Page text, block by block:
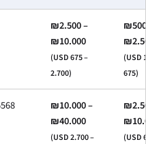
₪2.500 –
₪10.000
(USD 675 –
2.700)
(USD
675)
₪10.000 –
₪40.000
(USD 2.700 –
(USD